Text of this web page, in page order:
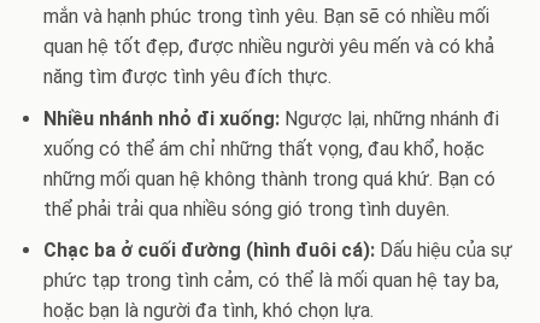
mắn và hạnh phúc trong tình yêu. Bạn sẽ có nhiều mối
quan hệ tốt đẹp, được nhiều người yêu mến và có khả
năng tìm được tình yêu đích thực.
Nhiều nhánh nhỏ đi xuống:Ngược lại, những nhánh đi
xuống có thể ám chỉ những thất vọng, đau khổ, hoặc
những mối quan hệ không thành trong quá khứ. Bạn có
thể phải trải qua nhiều sóng gió trong tình duyên.
Chạc ba ở cuối đường (hình đuôi cá):Dấu hiệu của sự
phức tạp trong tình cảm, có thể là mối quan hệ tay ba,
hoặc bạn là người đa tình, khó chọn lựa.